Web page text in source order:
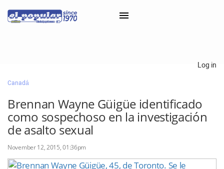
Classifieds
Categorías
Iniciar sesión con Clascal
Log in
Canadá
Brennan Wayne Güigüe identificado
como sospechoso en la investigación
de asalto sexual
November 12, 2015, 01:36pm